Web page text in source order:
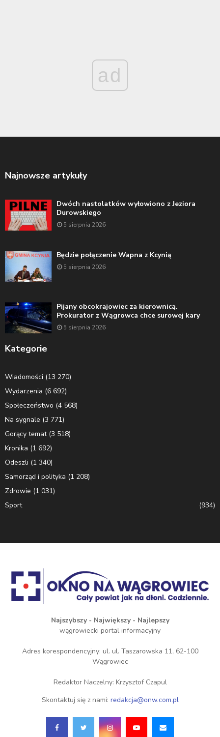
ad
Najnowsze artykuły
Dwóch nastolatków wyłowiono z Jeziora
Durowskiego
5 sierpnia 2026
Będzie połączenie Wapna z Kcynią
5 sierpnia 2026
Pijany obcokrajowiec za kierownicą.
Prokurator z Wągrowca chce surowej kary
5 sierpnia 2026
Kategorie
Wiadomości (13 270)
Wydarzenia (6 692)
Społeczeństwo (4 568)
Na sygnale (3 771)
Gorący temat(3 518)
Kronika (1 692)
Odeszli (1 340)
Samorząd i polityka (1 208)
Zdrowie (1 031)
Sport
(934)
Najszybszy - Największy - Najlepszy
wągrowiecki portal informacyjny
Adres korespondencyjny: ul. ul. Taszarowska 11, 62-100
Wągrowiec
Redaktor Naczelny: Krzysztof Czapul
Skontaktuj się z nami: redakcja@onw.com.pl